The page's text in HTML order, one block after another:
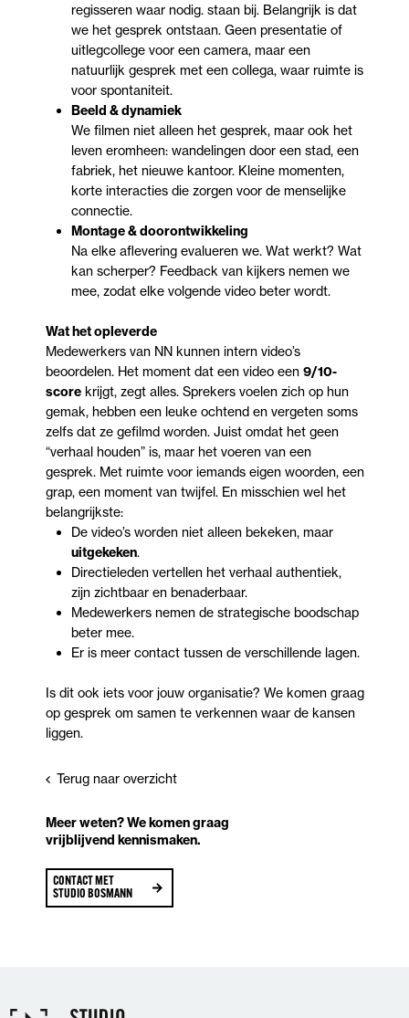
regisseren waar nodig. staan bij. Belangrijk is dat
we het gesprek ontstaan. Geen presentatie of
uitlegcollege voor een camera, maar een
natuurlijk gesprek met een collega, waar ruimte is
voor spontaniteit.
Beeld & dynamiek
We filmen niet alleen het gesprek, maar ook het
leven eromheen: wandelingen door een stad, een
fabriek, het nieuwe kantoor. Kleine momenten,
korte interacties die zorgen voor de menselijke
connectie.
Montage & doorontwikkeling
Na elke aflevering evalueren we. Wat werkt? Wat
kan scherper? Feedback van kijkers nemen we
mee, zodat elke volgende video beter wordt.
Wat het opleverde
Medewerkers van NN kunnen intern video’s
beoordelen. Het moment dat een video een 9/10-
scorekrijgt, zegt alles. Sprekers voelen zich op hun
gemak, hebben een leuke ochtend en vergeten soms
zelfs dat ze gefilmd worden. Juist omdat het geen
“verhaal houden” is, maar het voeren van een
gesprek. Met ruimte voor iemands eigen woorden, een
grap, een moment van twijfel. En misschien wel het
belangrijkste:
De video’s worden niet alleen bekeken, maar
uitgekeken.
Directieleden vertellen het verhaal authentiek,
zijn zichtbaar en benaderbaar.
Medewerkers nemen de strategische boodschap
beter mee.
Er is meer contact tussen de verschillende lagen.
Is dit ook iets voor jouw organisatie? We komen graag
op gesprek om samen te verkennen waar de kansen
liggen.
Terug naar overzicht
Meer weten? We komen graag
vrijblijvend kennismaken.
CONTACT MET
STUDIO BOSMANN